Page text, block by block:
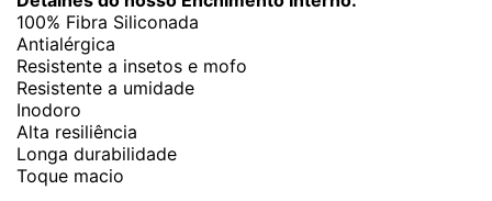
100% Fibra Siliconada
Antialérgica
Resistente a insetos e mofo
Resistente a umidade
Inodoro
Alta resiliência
Longa durabilidade
Toque macio